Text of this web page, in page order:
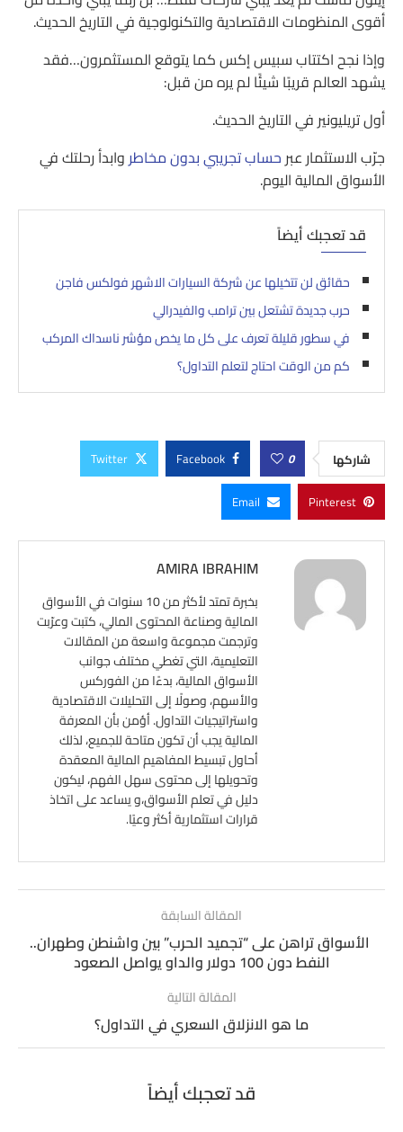
أقوى المنظومات الاقتصادية والتكنولوجية في التاريخ الحديث.
وإذا نجح اكتتاب سبيس إكس كما يتوقع المستثمرون…فقد
يشهد العالم قريبًا شيئًا لم يره من قبل:
أول تريليونير في التاريخ الحديث.
جرّب الاستثمار عبر حساب تجريبي بدون مخاطر وابدأ رحلتك في
الأسواق المالية اليوم.
قد تعجبك أيضاً
حقائق لن تتخيلها عن شركة السيارات الاشهر فولكس فاجن
حرب جديدة تشتعل بين ترامب والفيدرالي
في سطور قليلة تعرف على كل ما يخص مؤشر ناسداك المركب
كم من الوقت احتاج لتعلم التداول؟
شاركها 0
Facebook
Twitter
Pinterest
Email
AMIRA IBRAHIM
بخبرة تمتد لأكثر من 10 سنوات في الأسواق
المالية وصناعة المحتوى المالي، كتبت وعرّبت
وترجمت مجموعة واسعة من المقالات
التعليمية، التي تغطي مختلف جوانب
الأسواق المالية، بدءًا من الفوركس
والأسهم، وصولًا إلى التحليلات الاقتصادية
واستراتيجيات التداول. أؤمن بأن المعرفة
المالية يجب أن تكون متاحة للجميع، لذلك
أحاول تبسيط المفاهيم المالية المعقدة
وتحويلها إلى محتوى سهل الفهم، ليكون
دليل في تعلم الأسواق،و يساعد على اتخاذ
قرارات استثمارية أكثر وعيًا.
المقالة السابقة
الأسواق تراهن على “تجميد الحرب” بين واشنطن وطهران..
النفط دون 100 دولار والداو يواصل الصعود
المقالة التالية
ما هو الانزلاق السعري في التداول؟
قد تعجبك أيضاً